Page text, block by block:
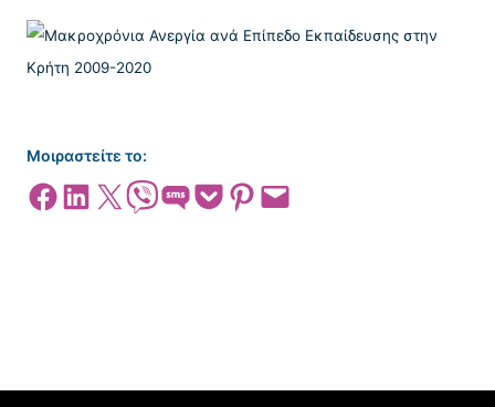
Μοιραστείτε το:
Share on Facebook
Share on LinkedIn
Share on X Share on ViberShare on SMSShare on Pocket
Share on Pinterest
Email this Page